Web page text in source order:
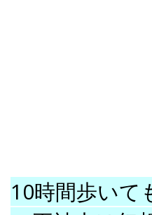
10時間歩いて